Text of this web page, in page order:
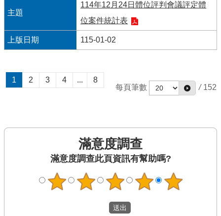
114年12月24日體位評判會議評定體
位案件統計表
115-01-02
1 2 3 4 ...
8
每頁筆數
/ 152
滿意度調查此頁資訊有幫助嗎?